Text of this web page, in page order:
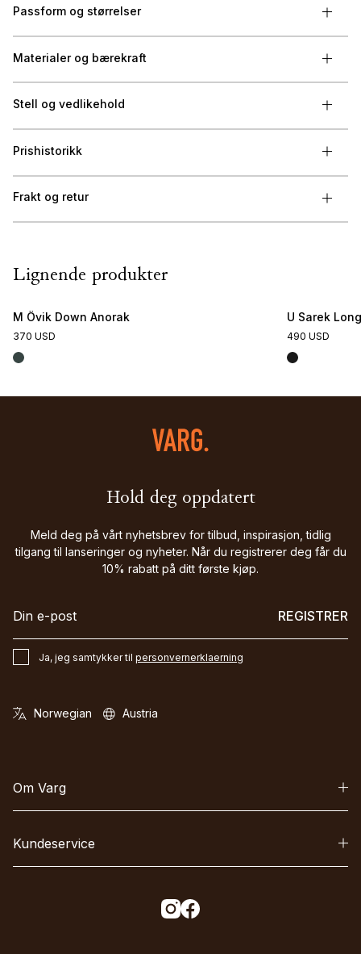
Passform og størrelser
Materialer og bærekraft
Stell og vedlikehold
Prishistorikk
Frakt og retur
Lignende produkter
M Övik Down Anorak
370 USD
U Sarek
490 USD
Hold deg oppdatert
Meld deg på vårt nyhetsbrev for tilbud, inspirasjon, tidlig
tilgang til lanseringer og nyheter. Når du registrerer deg får du
10% rabatt på ditt første kjøp.
REGISTRER
Ja, jeg samtykker til personvernerklaerning
Om Varg
Kundeservice